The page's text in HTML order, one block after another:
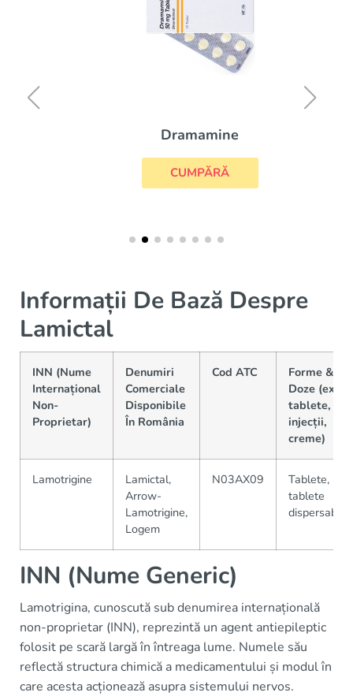
Dramamine
CUMPĂRĂ
Informații De Bază Despre
Lamictal
INN (Nume
Internațional
Non-
Proprietar)
Denumiri
Comerciale
Disponibile
În România
Cod ATC
Forme &
Doze (ex:
tablete,
injecții,
creme)
Lamotrigine
Lamictal,
Arrow-
Lamotrigine,
Logem
N03AX09
Tablete,
tablete
dispersabile
INN (Nume Generic)
Lamotrigina, cunoscută sub denumirea internațională
non-proprietar (INN), reprezintă un agent antiepileptic
folosit pe scară largă în întreaga lume. Numele său
reflectă structura chimică a medicamentului și modul în
care acesta acționează asupra sistemului nervos.